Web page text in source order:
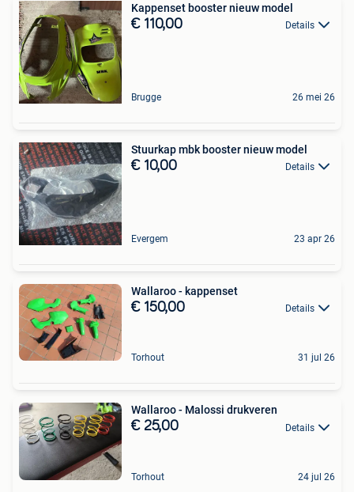
Kappenset booster nieuw model
€ 110,00 Details
Brugge 26 mei 26
Stuurkap mbk booster nieuw model
€ 10,00 Details
Evergem 23 apr 26
Wallaroo - kappenset
€ 150,00 Details
Torhout 31 jul 26
Wallaroo - Malossi drukveren
€ 25,00 Details
Torhout 24 jul 26